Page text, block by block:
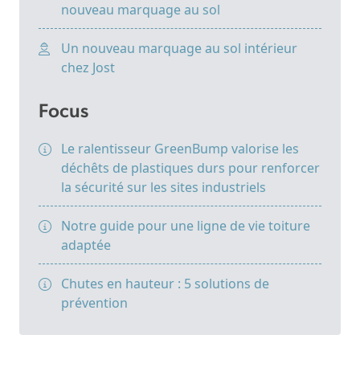
nouveau marquage au sol
Un nouveau marquage au sol intérieur
chez Jost
Focus
Le ralentisseur GreenBump valorise les
déchêts de plastiques durs pour renforcer
la sécurité sur les sites industriels
Notre guide pour une ligne de vie toiture
adaptée
Chutes en hauteur : 5 solutions de
prévention